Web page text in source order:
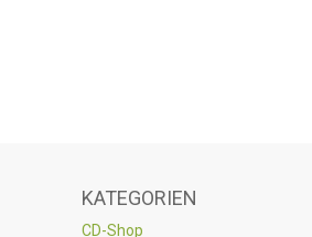
KATEGORIEN
CD-Shop